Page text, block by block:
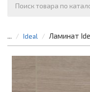
... Ideal Ламинат